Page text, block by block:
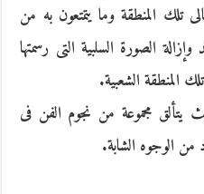
تلك المنطقة وما يتمتعون به من
الصورة السلبية التى رسمتها
المنطقة الشعبية.
يتألق مجموعة من نجوم الفن فى
الوجوه الشابة.